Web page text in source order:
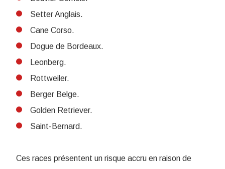
Setter Anglais.
Cane Corso.
Dogue de Bordeaux.
Leonberg.
Rottweiler.
Berger Belge.
Golden Retriever.
Saint-Bernard.
Ces races présentent un risque accru en raison de